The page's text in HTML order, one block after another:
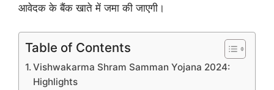
आवेदक के बैंक खाते में जमा की जाएगी।
Table of Contents
Vishwakarma Shram Samman Yojana 2024:
Highlights